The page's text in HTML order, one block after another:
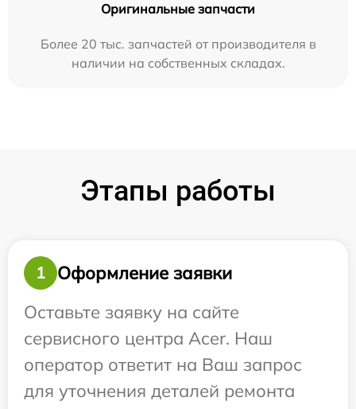
Оригинальные запчасти
Более 20 тыс. запчастей от производителя в
наличии на собственных складах.
Этапы работы
1
Оформление заявки
Оставьте заявку на сайте
сервисного центра Acer. Наш
оператор ответит на Ваш запрос
для уточнения деталей ремонта